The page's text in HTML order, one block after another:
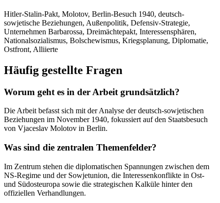
Hitler-Stalin-Pakt, Molotov, Berlin-Besuch 1940, deutsch-
sowjetische Beziehungen, Außenpolitik, Defensiv-Strategie,
Unternehmen Barbarossa, Dreimächtepakt, Interessensphären,
Nationalsozialismus, Bolschewismus, Kriegsplanung, Diplomatie,
Ostfront, Alliierte
Häufig gestellte Fragen
Worum geht es in der Arbeit grundsätzlich?
Die Arbeit befasst sich mit der Analyse der deutsch-sowjetischen
Beziehungen im November 1940, fokussiert auf den Staatsbesuch
von Vjaceslav Molotov in Berlin.
Was sind die zentralen Themenfelder?
Im Zentrum stehen die diplomatischen Spannungen zwischen dem
NS-Regime und der Sowjetunion, die Interessenkonflikte in Ost-
und Südosteuropa sowie die strategischen Kalküle hinter den
offiziellen Verhandlungen.